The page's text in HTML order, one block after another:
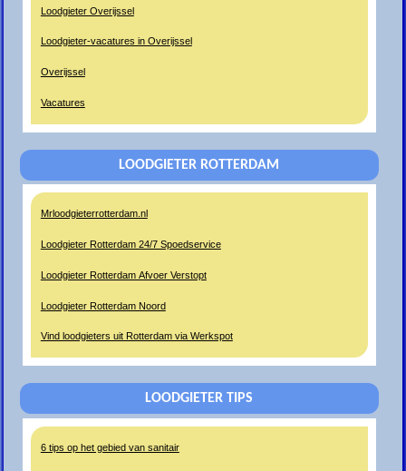
Loodgieter Overijssel
Loodgieter-vacatures in Overijssel
Overijssel
Vacatures
LOODGIETER ROTTERDAM
Mrloodgieterrotterdam.nl
Loodgieter Rotterdam 24/7 Spoedservice
Loodgieter Rotterdam Afvoer Verstopt
Loodgieter Rotterdam Noord
Vind loodgieters uit Rotterdam via Werkspot
LOODGIETER TIPS
6 tips op het gebied van sanitair